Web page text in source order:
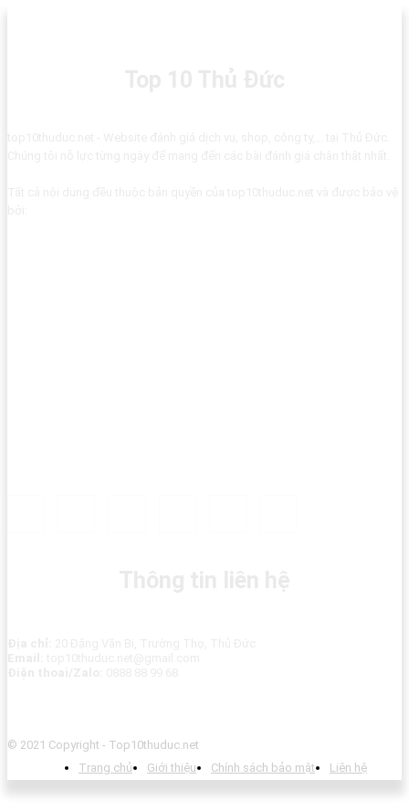
© 2021 Copyright - Top10thuduc.net
Trang chủ
Giới thiệu Chính sách bảo mật Liên hệ